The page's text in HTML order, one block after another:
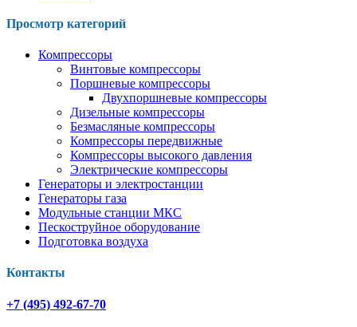
Просмотр категорий
Компрессоры
Винтовые компрессоры
Поршневые компрессоры
Двухпоршневые компрессоры
Дизельные компрессоры
Безмасляные компрессоры
Компрессоры передвижные
Компрессоры высокого давления
Электрические компрессоры
Генераторы и электростанции
Генераторы газа
Модульные станции МКС
Пескоструйное оборудование
Подготовка воздуха
Контакты
+7 (495) 492-67-70